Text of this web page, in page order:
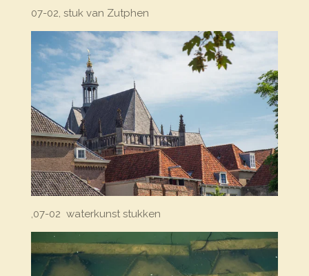
07-02, stuk van Zutphen
,07-02 waterkunst stukken